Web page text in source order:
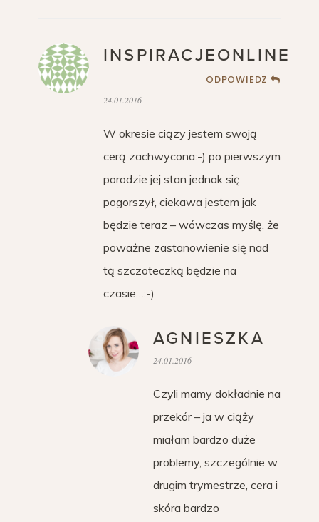
INSPIRACJEONLINE
ODPOWIEDZ
24.01.2016
W okresie ciązy jestem swoją
cerą zachwycona:-) po pierwszym
porodzie jej stan jednak się
pogorszył, ciekawa jestem jak
będzie teraz – wówczas myślę, że
poważne zastanowienie się nad
tą szczoteczką będzie na
czasie…:-)
AGNIESZKA
24.01.2016
Czyli mamy dokładnie na
przekór – ja w ciąży
miałam bardzo duże
problemy, szczególnie w
drugim trymestrze, cera i
skóra bardzo